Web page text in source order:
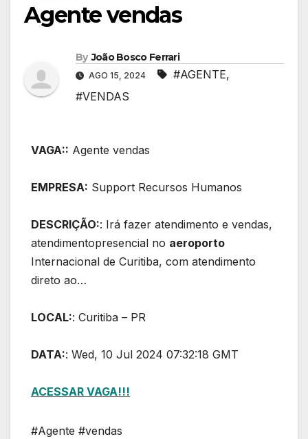
Agente vendas
By João Bosco Ferrari
AGO 15, 2024 #AGENTE,
#VENDAS
VAGA:: Agente vendas
EMPRESA: Support Recursos Humanos
DESCRIÇÃO:: Irá fazer atendimento e vendas,
atendimentopresencial no aeroporto
Internacional de Curitiba, com atendimento
direto ao…
LOCAL:: Curitiba – PR
DATA:: Wed, 10 Jul 2024 07:32:18 GMT
ACESSAR VAGA!!!
#Agente #vendas